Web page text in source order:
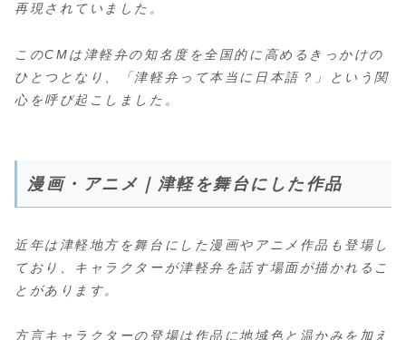
再現されていました。
このCMは津軽弁の知名度を全国的に高めるきっかけの
ひとつとなり、「津軽弁って本当に日本語？」という関
心を呼び起こしました。
漫画・アニメ｜津軽を舞台にした作品
近年は津軽地方を舞台にした漫画やアニメ作品も登場し
ており、キャラクターが津軽弁を話す場面が描かれるこ
とがあります。
方言キャラクターの登場は作品に地域色と温かみを加え